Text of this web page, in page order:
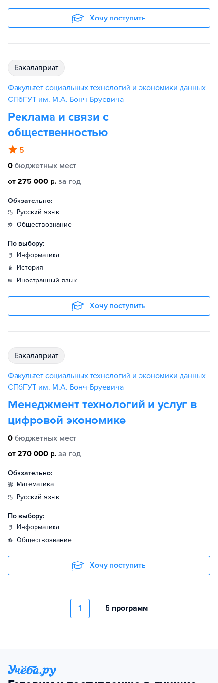
Хочу поступить
бакалавриат
Факультет социальных технологий и экономики данных
СПбГУТ им. М.А. Бонч-Бруевича
Реклама и связи с
общественностью
5
0 бюджетных мест
от 275 000 р. за год
Обязательно:
русский язык
обществознание
По выбору:
информатика
история
иностранный язык
Хочу поступить
бакалавриат
Факультет социальных технологий и экономики данных
СПбГУТ им. М.А. Бонч-Бруевича
Менеджмент технологий и услуг в
цифровой экономике
0 бюджетных мест
от 270 000 р. за год
Обязательно:
математика
русский язык
По выбору:
информатика
обществознание
Хочу поступить
1 5 программ